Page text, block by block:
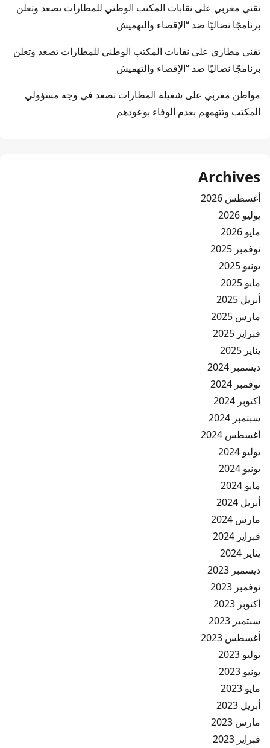
تقني مغربي على نقابات المكتب الوطني للمطارات تصعد وتعلن
برنامجًا نضاليًا ضد “الإقصاء والتهميش
تقني مطاري على نقابات المكتب الوطني للمطارات تصعد وتعلن
برنامجًا نضاليًا ضد “الإقصاء والتهميش
مواطن مغربي على شغيلة المطارات تصعد في وجه مسؤولي
المكتب وتتهمهم بعدم الوفاء بوعودهم
Archives
أغسطس 2026
يوليو 2026
مايو 2026
نوفمبر 2025
يونيو 2025
مايو 2025
أبريل 2025
مارس 2025
فبراير 2025
يناير 2025
ديسمبر 2024
نوفمبر 2024
أكتوبر 2024
سبتمبر 2024
أغسطس 2024
يوليو 2024
يونيو 2024
مايو 2024
أبريل 2024
مارس 2024
فبراير 2024
يناير 2024
ديسمبر 2023
نوفمبر 2023
أكتوبر 2023
سبتمبر 2023
أغسطس 2023
يوليو 2023
يونيو 2023
مايو 2023
أبريل 2023
مارس 2023
فبراير 2023